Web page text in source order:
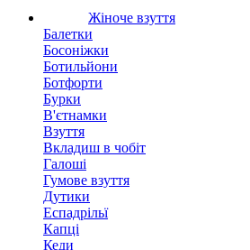
Жіноче взуття
Балетки
Босоніжки
Ботильйони
Ботфорти
Бурки
В'єтнамки
Взуття
Вкладиш в чобіт
Галоші
Гумове взуття
Дутики
Еспадрільї
Капці
Кеди